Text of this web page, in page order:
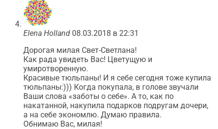
Elena Holland 08.03.2018 в 22:31
Дорогая милая Свет-Светлана!
Как рада увидеть Вас! Цветущую и
умиротворенную.
Красивые тюльпаны! И я себе сегодня тоже купила
тюльпаны:))) Когда покупала, в голове звучали
Ваши слова «заботы о себе». А то, как по
накатанной, накупила подарков подругам дочери,
а на себе экономлю. Думаю правила.
Обнимаю Вас, милая!